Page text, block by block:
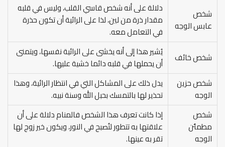
شخص
عابس الوجه
دلالة على أنه شخص قاسي القلب، وليس في قلبه
مقدار ذرة من لين، لذا على الرائية أن تكون حذرة
في التعامل معه.
شخص خائف
يُشير هذا إلى أنه يخشى على الرائية نفسها، ويتمنى
أن يحملها في قلبه دائما خشية عليها.
شخص حزين
الوجه
يدل ذلك على المشاكل التي في انتظار الرائية، وهذا
تحذير لها بالتمسك بحبل الله وسنة نبيه.
شخص
مطمئن
الوجه
إذا كانت تعرف هذا الشخص فالمنام دلالة على أن
علاقتها به تتطور لتُصبح في النور، ويكون خير زوج لها
تقر به عينها.